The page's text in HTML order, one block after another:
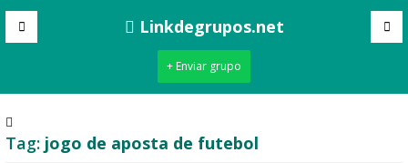
Linkdegrupos.net
+ Enviar grupo
Tag: jogo de aposta de futebol